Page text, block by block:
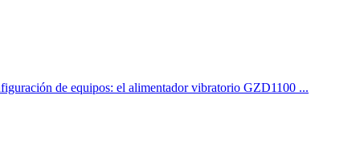
de equipos: el alimentador vibratorio GZD1100 ...